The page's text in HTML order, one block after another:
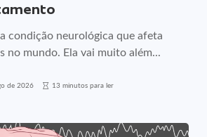
condição neurológica que afeta
no mundo. Ela vai muito além...
de 2026 13 minutos para ler